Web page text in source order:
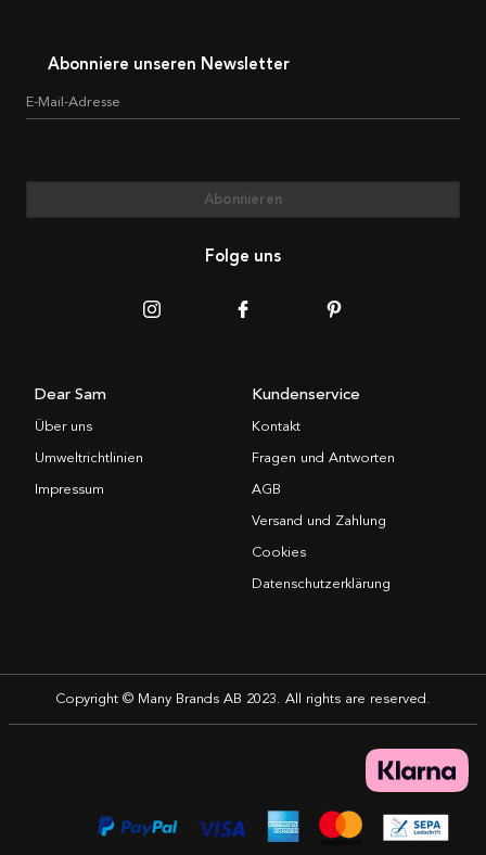
Abonniere unseren Newsletter
E-Mail-Adresse
Abonnieren
Folge uns
Dear Sam
Über uns
Umweltrichtlinien
Impressum
Kundenservice
Kontakt
Fragen und Antworten
AGB
Versand und Zahlung
Cookies
Datenschutzerklärung
Copyright © Many Brands AB 2023. All rights are reserved.